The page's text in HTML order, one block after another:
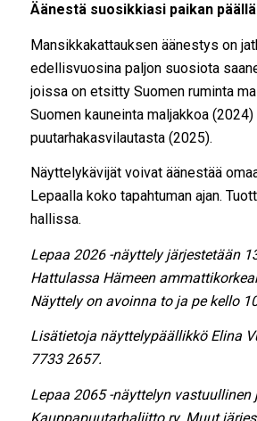
Äänestä suosikkiasi paikan päällä
Mansikkakattauksen äänestys on
edellisvuosina paljon suosiota
joissa on etsitty Suomen ruminta
Suomen kauneinta maljakkoa
puutarhakasvilautasta (2025).
Näyttelykävijät voivat äänestää
Lepaalla koko tapahtuman ajan.
hallissa.
Lepaa 2026 -näyttely järjestetään
Hattulassa Hämeen
Näyttely on avoinna to ja pe kello
Lisätietoja näyttelypäällikkö Elina
7733 2657.
Lepaa 2065 -näyttelyn vastuullinen